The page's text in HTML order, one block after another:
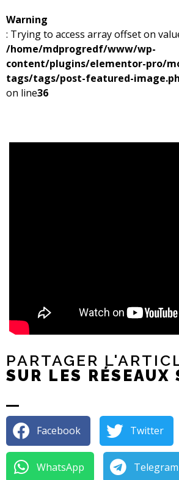
Warning
: Trying to access array offset on
/home/mdprogredf/www/wp-
content/plugins/elementor-pro/
tags/tags/post-featured-
on line36
PARTAGER
SUR LES RÉSEAUX
Facebook Twitter
WhatsApp Telegram